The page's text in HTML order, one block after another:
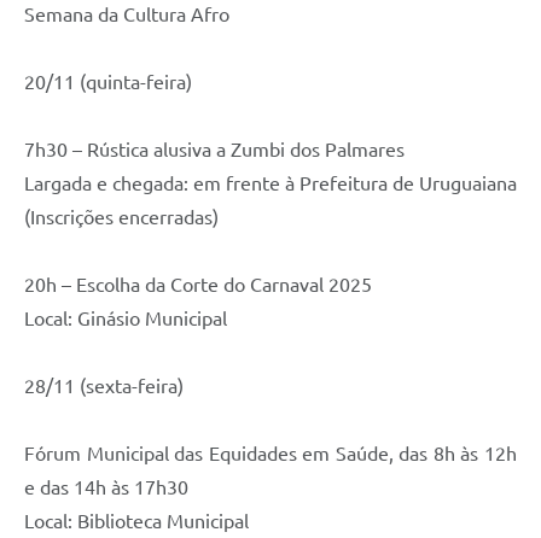
Semana da Cultura Afro
20/11 (quinta-feira)
7h30 – Rústica alusiva a Zumbi dos Palmares
Largada e chegada: em frente à Prefeitura de Uruguaiana
(Inscrições encerradas)
20h – Escolha da Corte do Carnaval 2025
Local: Ginásio Municipal
28/11 (sexta-feira)
Fórum Municipal das Equidades em Saúde, das 8h às 12h
e das 14h às 17h30
Local: Biblioteca Municipal